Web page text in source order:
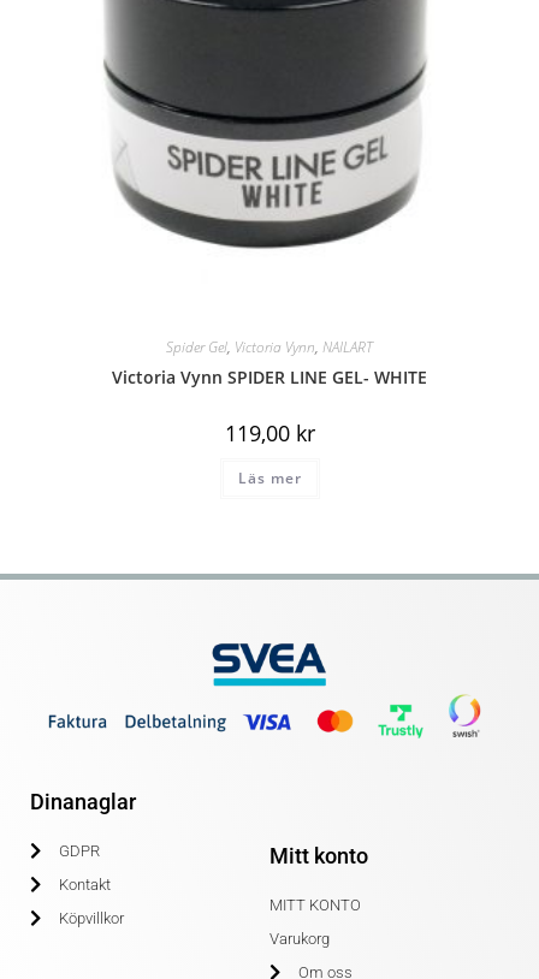
Spider Gel, Victoria Vynn, NAILART
Victoria Vynn SPIDER LINE GEL- WHITE
119,00 kr
Läs mer
Dinanaglar
GDPR
Kontakt
Köpvillkor
Mitt konto
MITT KONTO
Varukorg
Om oss